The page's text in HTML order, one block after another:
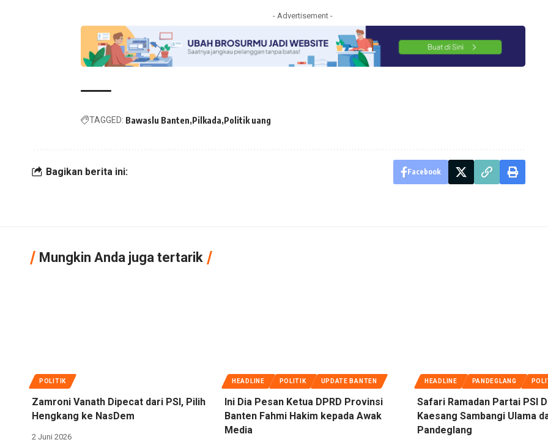
- Advertisement -
TAGGED: Bawaslu Banten Pilkada Politik uang
Bagikan berita ini: Facebook
Mungkin Anda juga tertarik
POLITIK
Zamroni Vanath Dipecat dari PSI, Pilih
Hengkang ke NasDem
2 Juni 2026
HEADLINE POLITIK UPDATE BANTEN
Ini Dia Pesan Ketua DPRD Provinsi
Banten Fahmi Hakim kepada Awak
Media
HEADLINE PANDEGLANG
Safari Ramadan Partai PSI
Kaesang Sambangi Ulama
Pandeglang